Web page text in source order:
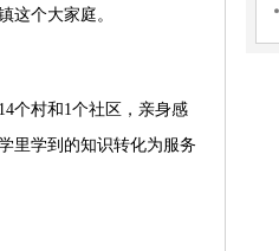
这个大家庭。
个村和1个社区，亲身感
里学到的知识转化为服务